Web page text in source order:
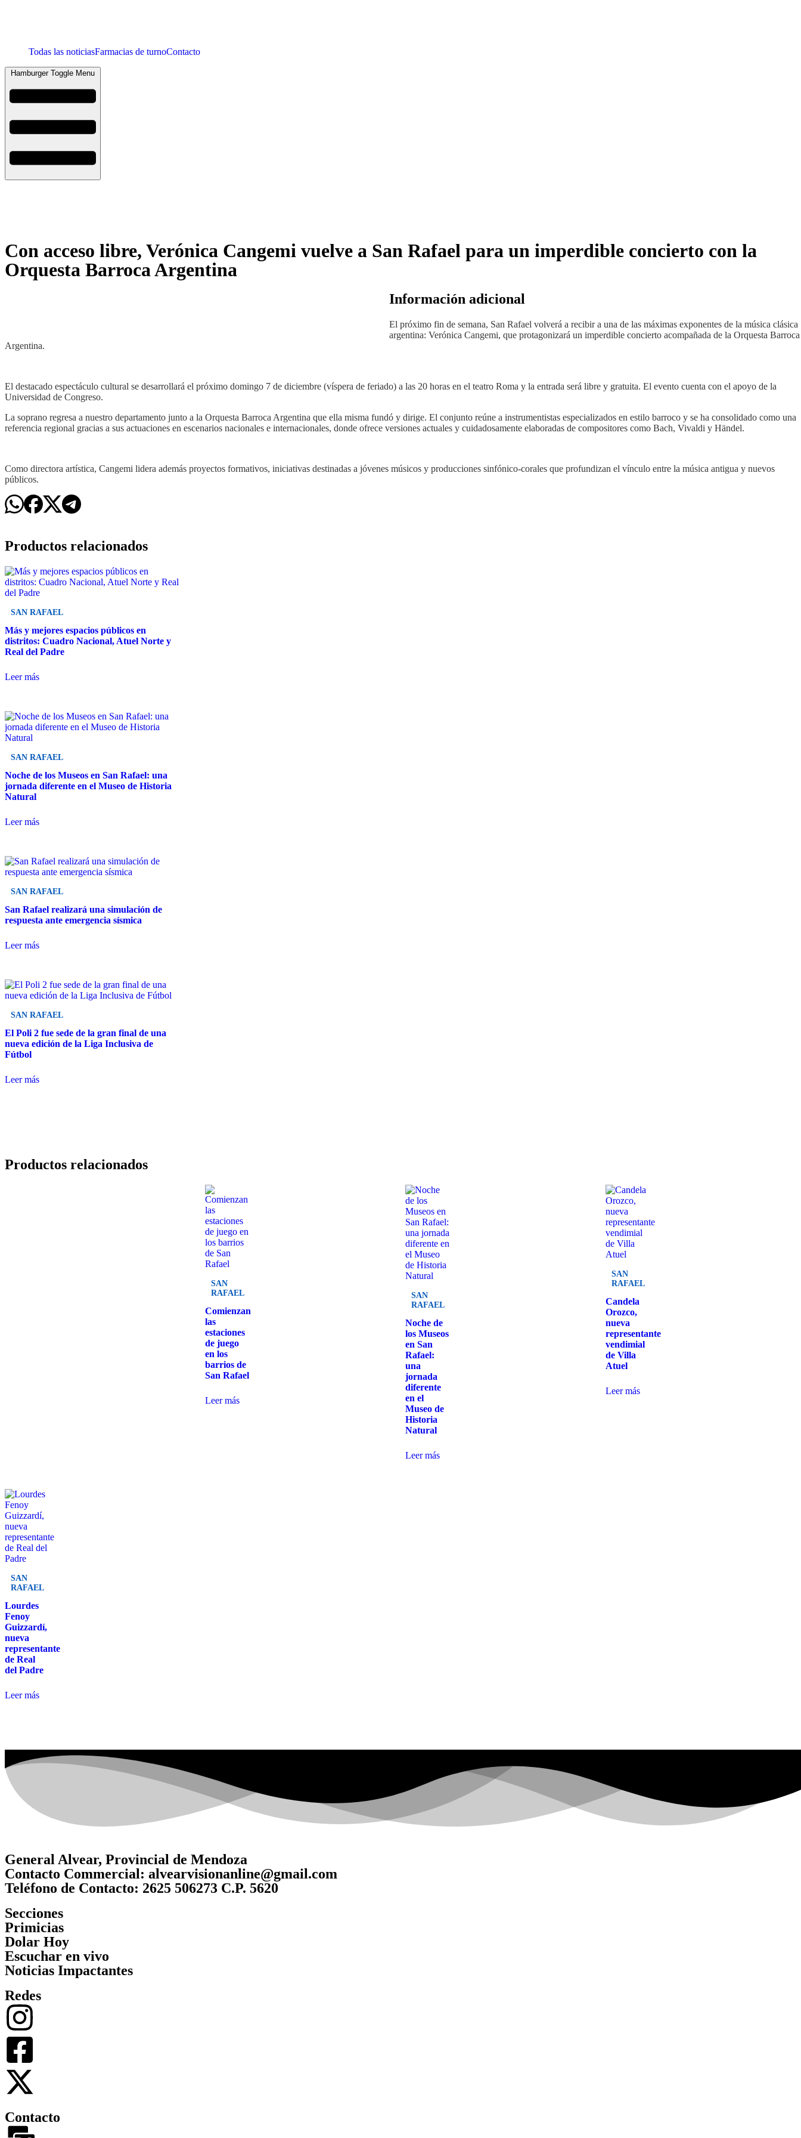
Todas las noticiasFarmacias de turnoContacto
Hamburger Toggle Menu
Con acceso libre, Verónica Cangemi vuelve a San Rafael para un imperdible concierto con la
Orquesta Barroca Argentina
Información adicional
El próximo fin de semana, San Rafael volverá a recibir a una de las máximas exponentes de la música clásica
argentina: Verónica Cangemi, que protagonizará un imperdible concierto acompañada de la Orquesta Barroca
Argentina.
El destacado espectáculo cultural se desarrollará el próximo domingo 7 de diciembre (víspera de feriado) a las 20 horas en el teatro Roma y la entrada será libre y gratuita. El evento cuenta con el apoyo de la
Universidad de Congreso.
La soprano regresa a nuestro departamento junto a la Orquesta Barroca Argentina que ella misma fundó y dirige. El conjunto reúne a instrumentistas especializados en estilo barroco y se ha consolidado como una
referencia regional gracias a sus actuaciones en escenarios nacionales e internacionales, donde ofrece versiones actuales y cuidadosamente elaboradas de compositores como Bach, Vivaldi y Händel.
Como directora artística, Cangemi lidera además proyectos formativos, iniciativas destinadas a jóvenes músicos y producciones sinfónico-corales que profundizan el vínculo entre la música antigua y nuevos
públicos.
Productos relacionados
SAN RAFAEL
Más y mejores espacios públicos en
distritos: Cuadro Nacional, Atuel Norte y
Real del Padre
Leer más
SAN RAFAEL
Noche de los Museos en San Rafael: una
jornada diferente en el Museo de Historia
Natural
Leer más
SAN RAFAEL
San Rafael realizará una simulación de
respuesta ante emergencia sísmica
Leer más
SAN RAFAEL
El Poli 2 fue sede de la gran final de una
nueva edición de la Liga Inclusiva de
Fútbol
Leer más
Productos relacionados
SAN
RAFAEL
Comienzan
las
estaciones
de juego
en los
barrios de
San Rafael
Leer más
SAN
RAFAEL
Noche de
los Museos
en San
Rafael:
una
jornada
diferente
en el
Museo de
Historia
Natural
Leer más
SAN
RAFAEL
Candela
Orozco,
nueva
representante
vendimial
de Villa
Atuel
Leer más
SAN
RAFAEL
Lourdes
Fenoy
Guizzardí,
nueva
representante
de Real
del Padre
Leer más
General Alvear, Provincial de Mendoza
Contacto Commercial: alvearvisionanline@gmail.com
Teléfono de Contacto: 2625 506273 C.P. 5620
Secciones
Primicias
Dolar Hoy
Escuchar en vivo
Noticias Impactantes
Redes
Contacto